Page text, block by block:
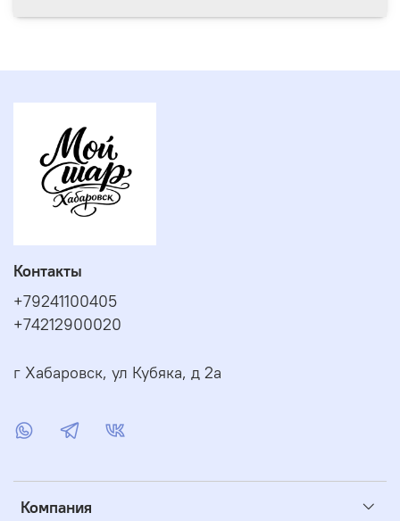
Компания
Контакты
+79241100405
+74212900020
г Хабаровск, ул Кубяка, д 2а